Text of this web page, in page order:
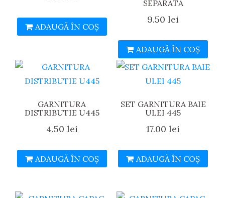
ADAUGĂ ÎN COȘ
SEPARATA
9.50lei
ADAUGĂ ÎN COȘ
GARNITURA
DISTRIBUTIE U445
4.50 lei
ADAUGĂ ÎN COȘ
SET GARNITURA BAIE
ULEI 445
17.00lei
ADAUGĂ ÎN COȘ